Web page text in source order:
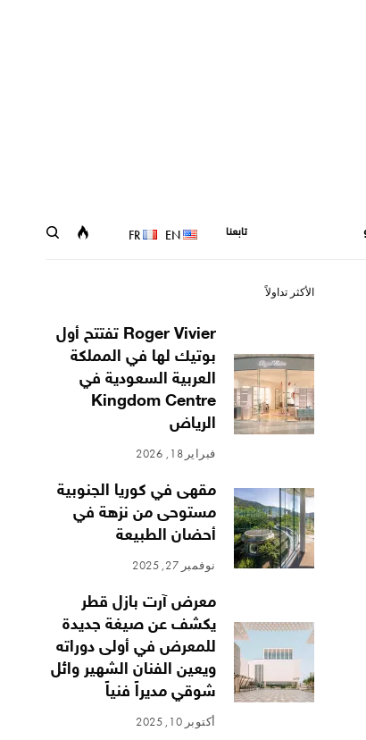
تابعنا EN
FR
الأكثر تداولاً
Roger Vivier تفتتح أول
بوتيك لها في المملكة
العربية السعودية في
Kingdom Centre
الرياض
فبراير 18, 2026
مقهى في كوريا الجنوبية
مستوحى من نزهة في
أحضان الطبيعة
نوفمبر 27, 2025
معرض آرت بازل قطر
يكشف عن صيغة جديدة
للمعرض في أولى دوراته
ويعين الفنان الشهير وائل
شوقي مديراً فنياً
أكتوبر 10, 2025